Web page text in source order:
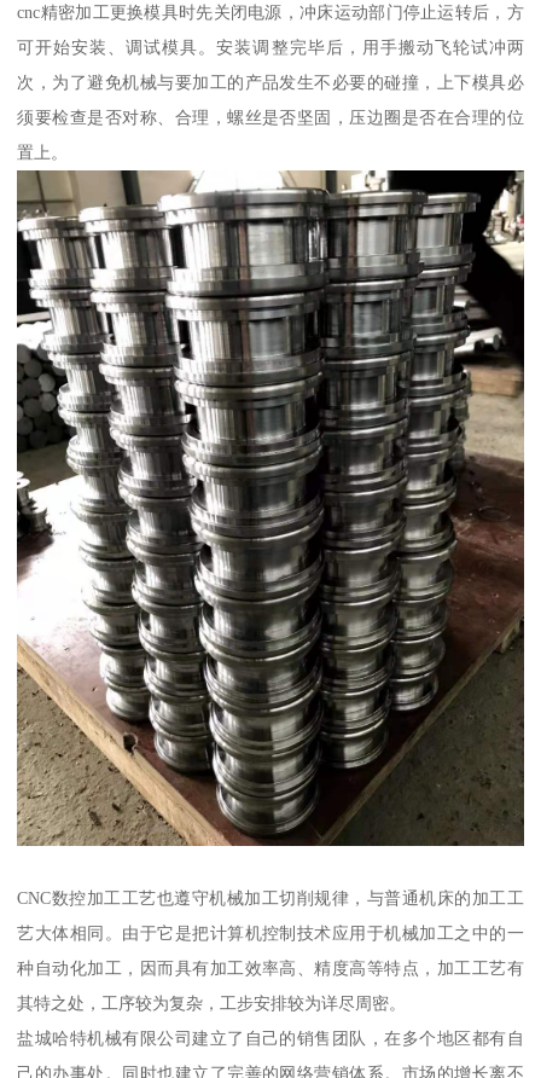
cnc精密加工更换模具时先关闭电源，冲床运动部门停止运转后，方
可开始安装、调试模具。安装调整完毕后，用手搬动飞轮试冲两
次，为了避免机械与要加工的产品发生不必要的碰撞，上下模具必
须要检查是否对称、合理，螺丝是否坚固，压边圈是否在合理的位
置上。
CNC数控加工工艺也遵守机械加工切削规律，与普通机床的加工工
艺大体相同。由于它是把计算机控制技术应用于机械加工之中的一
种自动化加工，因而具有加工效率高、精度高等特点，加工工艺有
其特之处，工序较为复杂，工步安排较为详尽周密。
盐城哈特机械有限公司建立了自己的销售团队，在多个地区都有自
己的办事处。同时也建立了完善的网络营销体系。市场的增长离不